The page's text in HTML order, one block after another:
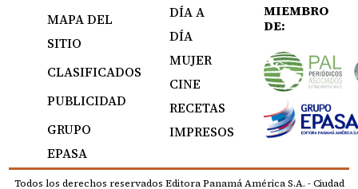
MAPA DEL
SITIO
CLASIFICADOS
PUBLICIDAD
GRUPO
EPASA
DÍA A
DÍA
MUJER
CINE
RECETAS
IMPRESOS
MIEMBRO
DE:
Todos los derechos reservados Editora Panamá América S.A. - Ciudad